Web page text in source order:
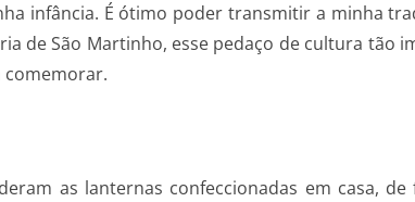
infância. É ótimo poder transmitir a minha
de São Martinho, esse pedaço de cultura tão
comemorar.
as lanternas confeccionadas em casa,